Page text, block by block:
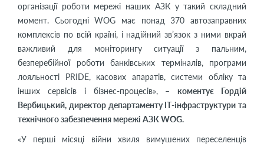
організації роботи мережі наших АЗК у такий складний
момент. Сьогодні WOG має понад 370 автозаправних
комплексів по всій країні, і надійний зв’язок з ними вкрай
важливий для моніторингу ситуації з пальним,
безперебійної роботи банківських терміналів, програми
лояльності PRIDE, касових апаратів, системи обліку та
інших сервісів і бізнес-процесів», –коментує Гордій
Вербицький, директор департаменту ІТ-інфраструктури та
технічного забезпечення мережі АЗК WOG.
«У перші місяці війни хвиля вимушених переселенців